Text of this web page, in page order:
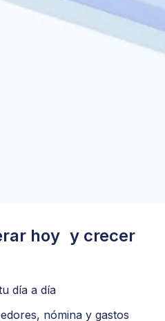
hoy y crecer
día a día
nómina y gastos